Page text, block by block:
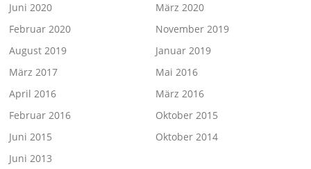
Juni 2020
März 2020
Februar 2020
November 2019
August 2019
Januar 2019
März 2017
Mai 2016
April 2016
März 2016
Februar 2016
Oktober 2015
Juni 2015
Oktober 2014
Juni 2013